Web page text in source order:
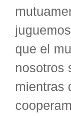
que el
nosotros
mientras